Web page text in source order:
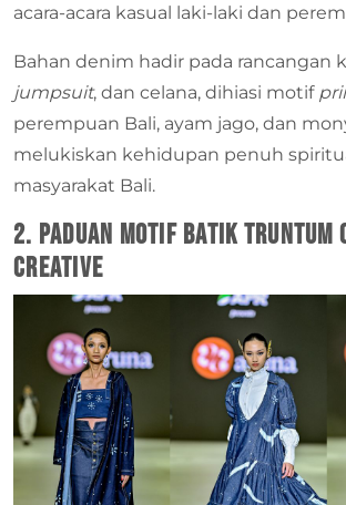
acara-acara kasual laki-laki dan
Bahan denim hadir pada rancangan
jumpsuit, dan celana, dihiasi motif
perempuan Bali, ayam jago, dan
melukiskan kehidupan penuh
masyarakat Bali.
2. Paduan Motif Batik Truntum
Creative